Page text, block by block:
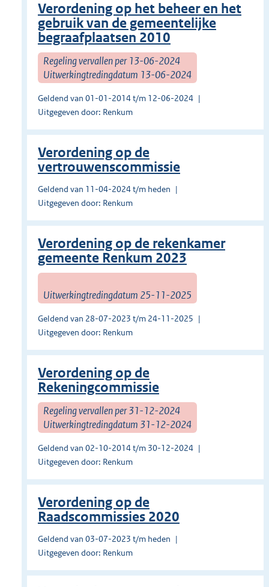
Verordening op het beheer en het
gebruik van de gemeentelijke
begraafplaatsen 2010
Regeling vervallen per 13-06-2024
Uitwerkingtredingdatum 13-06-2024
Geldend van 01-01-2014 t/m 12-06-2024
Uitgegeven door: Renkum
Verordening op de
vertrouwenscommissie
Geldend van 11-04-2024 t/m heden
Uitgegeven door: Renkum
Verordening op de rekenkamer
gemeente Renkum 2023
Uitwerkingtredingdatum 25-11-2025
Geldend van 28-07-2023 t/m 24-11-2025
Uitgegeven door: Renkum
Verordening op de
Rekeningcommissie
Regeling vervallen per 31-12-2024
Uitwerkingtredingdatum 31-12-2024
Geldend van 02-10-2014 t/m 30-12-2024
Uitgegeven door: Renkum
Verordening op de
Raadscommissies 2020
Geldend van 03-07-2023 t/m heden
Uitgegeven door: Renkum